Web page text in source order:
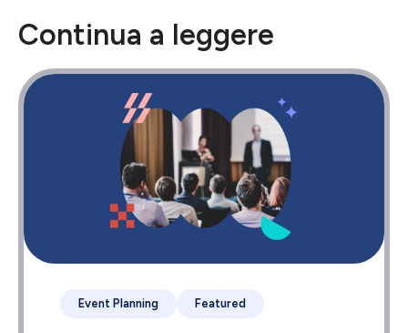
Continua a leggere
Event Planning Featured